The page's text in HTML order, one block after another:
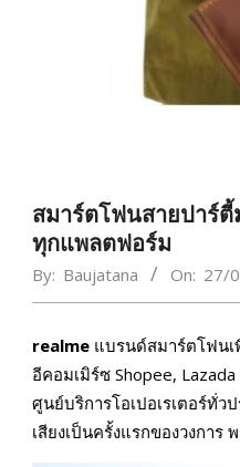
สมาร์ตโฟนสายปาร์ตี้
ทุกแพลตฟอร์ม
By: Baujatana On: 27/
realme แบรนด์สมาร์ตโฟนเ
อีคอมเมิร์ซ Shopee,
ศูนย์บริการโอเปอเรเตอร์ทั่ว
เสียงเป็นครั้งแรกของวงกา